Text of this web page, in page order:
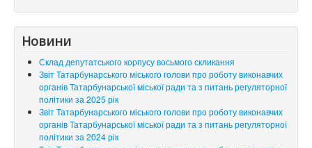
Новини
Склад депутатського корпусу восьмого скликання
Звіт Татарбунарського міського голови про роботу виконавчих
органів Татарбунарської міської ради та з питань регуляторної
політики за 2025 рік
Звіт Татарбунарського міського голови про роботу виконавчих
органів Татарбунарської міської ради та з питань регуляторної
політики за 2024 рік